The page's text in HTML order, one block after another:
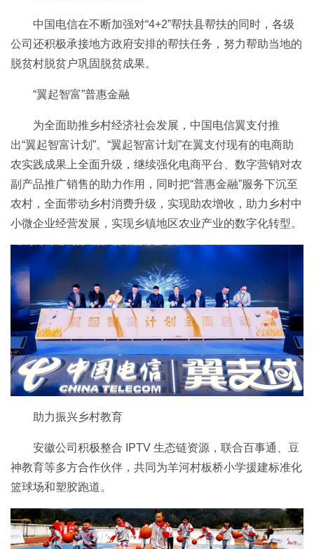
中国电信在不断加强对“4+2”帮扶县帮扶的同时，各级
公司还积极承接地方政府安排的帮扶任务，努力帮助当地的
脱贫村脱贫户巩固脱贫成果。
“翼起智富”普惠金融
为全面助推乡村经济社会发展，中国电信翼支付推
出“翼起智富计划”。“翼起智富计划”在翼支付现有的电商助
农实践成果上全面升级，继续强化电商平台、数字营销对农
副产品推广销售的助力作用，同时把“普惠金融”服务下沉至
农村，全面带动乡村消费升级，实现助农增收，助力乡村中
小微企业经营发展，实现乡镇地区农业产业的数字化转型。
助力振兴乡村教育
安徽公司积极整合 IPTV 生态链资源，联合百事通、豆
神教育等多方合作伙伴，共同为羊河村板桥小学援建标准化
篮球场和塑胶跑道。